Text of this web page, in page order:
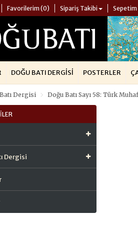
Favorilerim (0) Sipariş Takibi Sepetim
DOĞU BATI DERGISI POSTERLER
Dergisi Doğu Batı Sayı 58: Türk
Dergisi